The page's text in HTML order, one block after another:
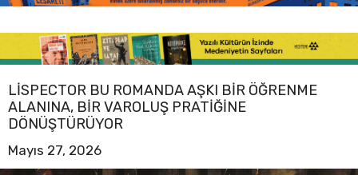
LISPECTOR BU ROMANDA AŞKI BIR ÖĞRENME
ALANINA, BIR VAROLUŞ PRATIĞINE
DÖNÜŞTÜRÜYOR
Mayıs 27, 2026